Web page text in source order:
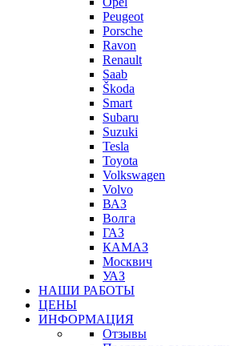
Peugeot
Porsche
Ravon
Renault
Saab
Škoda
Smart
Subaru
Suzuki
Tesla
Toyota
Volkswagen
Volvo
ВАЗ
Волга
ГАЗ
КАМАЗ
Москвич
УАЗ
НАШИ РАБОТЫ
ЦЕНЫ
ИНФОРМАЦИЯ
Отзывы